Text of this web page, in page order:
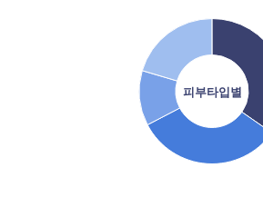
피부타입별